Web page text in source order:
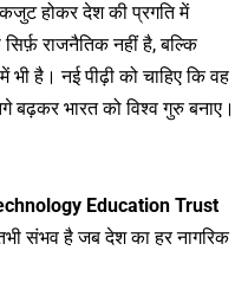
होकर देश की प्रगति में
राजनैतिक नहीं है, बल्कि
है। नई पीढ़ी को चाहिए कि वह
बढ़कर भारत को विश्व गुरु बनाए।
Education Trust
संभव है जब देश का हर नागरिक